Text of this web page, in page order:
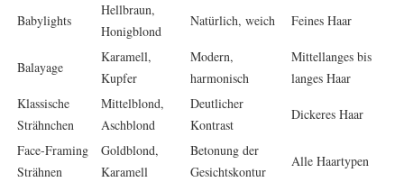
Babylights
Hellbraun,
Honigblond
Natürlich, weich Feines Haar
Balayage
Karamell,
Kupfer
Modern,
harmonisch
Mittellanges bis
langes Haar
Klassische
Strähnchen
Mittelblond,
Aschblond
Deutlicher
Kontrast
Dickeres Haar
Face-Framing
Strähnen
Goldblond,
Karamell
Betonung der
Gesichtskontur
Alle Haartypen